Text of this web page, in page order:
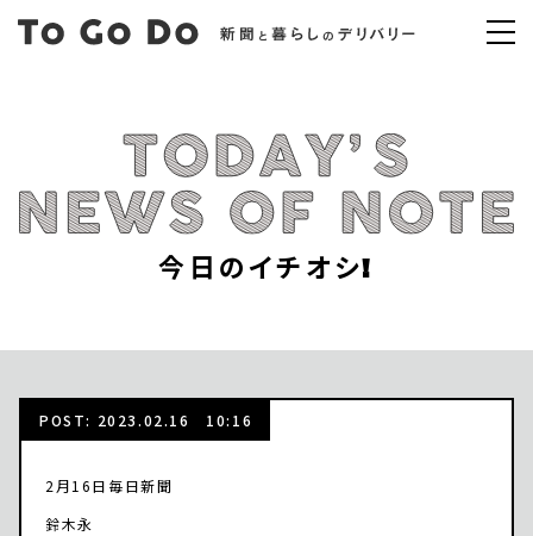
今日のイチオシ!
POST: 2023.02.16 10:16
2月16日毎日新聞
鈴木永